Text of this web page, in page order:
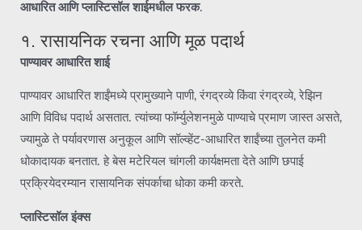
आधारित आणि प्लास्टिसॉल शाईमधील फरक.
१. रासायनिक रचना आणि मूळ पदार्थ
पाण्यावर आधारित शाई
पाण्यावर आधारित शाईंमध्ये प्रामुख्याने पाणी, रंगद्रव्ये किंवा रंगद्रव्ये, रेझिन
आणि विविध पदार्थ असतात. त्यांच्या फॉर्म्युलेशनमुळे पाण्याचे प्रमाण जास्त असते,
ज्यामुळे ते पर्यावरणास अनुकूल आणि सॉल्व्हेंट-आधारित शाईंच्या तुलनेत कमी
धोकादायक बनतात. हे बेस मटेरियल चांगली कार्यक्षमता देते आणि छपाई
प्रक्रियेदरम्यान रासायनिक संपर्काचा धोका कमी करते.
प्लास्टिसॉल इंक्स